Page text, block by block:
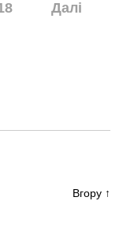
Далі
Вгору ↑